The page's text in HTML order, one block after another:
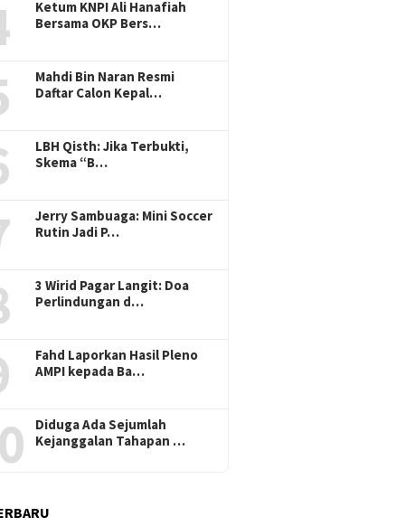
Ketum KNPI Ali Hanafiah
Bersama OKP Bers…
Mahdi Bin Naran Resmi
Daftar Calon Kepal…
LBH Qisth: Jika Terbukti,
Skema “B…
Jerry Sambuaga: Mini Soccer
Rutin Jadi P…
3 Wirid Pagar Langit: Doa
Perlindungan d…
Fahd Laporkan Hasil Pleno
AMPI kepada Ba…
Diduga Ada Sejumlah
Kejanggalan Tahapan …